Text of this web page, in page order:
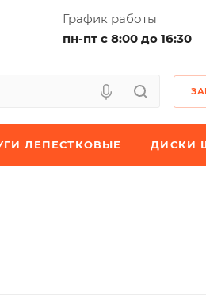
График работы
пн-пт с 8:00 до 16:30
ЛЕПЕСТКОВЫЕ ДИСКИ